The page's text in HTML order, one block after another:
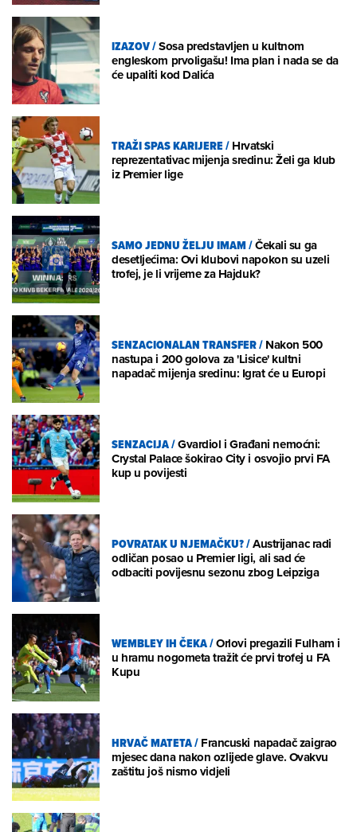
IZAZOV/Sosa predstavljen u kultnom
engleskom prvoligašu! Ima plan i nada se da
će upaliti kod Dalića
TRAŽI SPAS KARIJERE/Hrvatski
reprezentativac mijenja sredinu: Želi ga klub
iz Premier lige
SAMO JEDNU ŽELJU IMAM/Čekali su ga
desetljećima: Ovi klubovi napokon su uzeli
trofej, je li vrijeme za Hajduk?
SENZACIONALAN TRANSFER/Nakon 500
nastupa i 200 golova za 'Lisice' kultni
napadač mijenja sredinu: Igrat će u Europi
SENZACIJA/Gvardiol i Građani nemoćni:
Crystal Palace šokirao City i osvojio prvi FA
kup u povijesti
POVRATAK U NJEMAČKU?/Austrijanac radi
odličan posao u Premier ligi, ali sad će
odbaciti povijesnu sezonu zbog Leipziga
WEMBLEY IH ČEKA/Orlovi pregazili Fulham i
u hramu nogometa tražit će prvi trofej u FA
Kupu
HRVAČ MATETA/Francuski napadač zaigrao
mjesec dana nakon ozlijede glave. Ovakvu
zaštitu još nismo vidjeli